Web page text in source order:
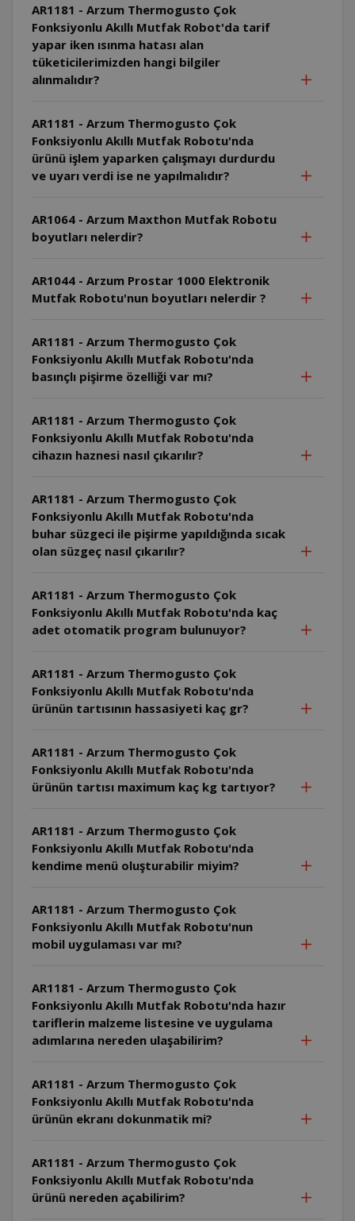
AR1181 - Arzum Thermogusto Çok
Fonksiyonlu Akıllı Mutfak Robot'da tarif
yapar iken ısınma hatası alan
tüketicilerimizden hangi bilgiler
alınmalıdır?
AR1181 - Arzum Thermogusto Çok
Fonksiyonlu Akıllı Mutfak Robotu'nda
ürünü işlem yaparken çalışmayı durdurdu
ve uyarı verdi ise ne yapılmalıdır?
AR1064 - Arzum Maxthon Mutfak Robotu
boyutları nelerdir?
AR1044 - Arzum Prostar 1000 Elektronik
Mutfak Robotu'nun boyutları nelerdir ?
AR1181 - Arzum Thermogusto Çok
Fonksiyonlu Akıllı Mutfak Robotu'nda
basınçlı pişirme özelliği var mı?
AR1181 - Arzum Thermogusto Çok
Fonksiyonlu Akıllı Mutfak Robotu'nda
cihazın haznesi nasıl çıkarılır?
AR1181 - Arzum Thermogusto Çok
Fonksiyonlu Akıllı Mutfak Robotu'nda
buhar süzgeci ile pişirme yapıldığında sıcak
olan süzgeç nasıl çıkarılır?
AR1181 - Arzum Thermogusto Çok
Fonksiyonlu Akıllı Mutfak Robotu'nda kaç
adet otomatik program bulunuyor?
AR1181 - Arzum Thermogusto Çok
Fonksiyonlu Akıllı Mutfak Robotu'nda
ürünün tartısının hassasiyeti kaç gr?
AR1181 - Arzum Thermogusto Çok
Fonksiyonlu Akıllı Mutfak Robotu'nda
ürünün tartısı maximum kaç kg tartıyor?
AR1181 - Arzum Thermogusto Çok
Fonksiyonlu Akıllı Mutfak Robotu'nda
kendime menü oluşturabilir miyim?
AR1181 - Arzum Thermogusto Çok
Fonksiyonlu Akıllı Mutfak Robotu'nun
mobil uygulaması var mı?
AR1181 - Arzum Thermogusto Çok
Fonksiyonlu Akıllı Mutfak Robotu'nda hazır
tariflerin malzeme listesine ve uygulama
adımlarına nereden ulaşabilirim?
AR1181 - Arzum Thermogusto Çok
Fonksiyonlu Akıllı Mutfak Robotu'nda
ürünün ekranı dokunmatik mi?
AR1181 - Arzum Thermogusto Çok
Fonksiyonlu Akıllı Mutfak Robotu'nda
ürünü nereden açabilirim?